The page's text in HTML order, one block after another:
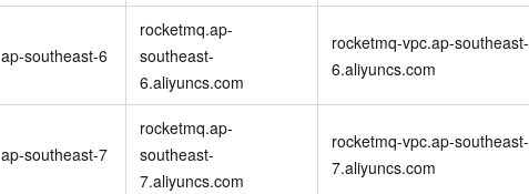
ap-southeast-6
rocketmq.ap-
southeast-
6.aliyuncs.com
rocketmq-vpc.ap-southeast-
6.aliyuncs.com
ap-southeast-7
rocketmq.ap-
southeast-
7.aliyuncs.com
rocketmq-vpc.ap-southeast-
7.aliyuncs.com